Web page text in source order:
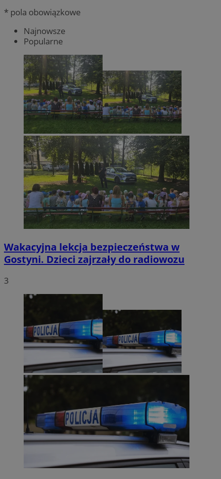
* pola obowiązkowe
Najnowsze
Popularne
Wakacyjna lekcja bezpieczeństwa w
Gostyni. Dzieci zajrzały do radiowozu
3